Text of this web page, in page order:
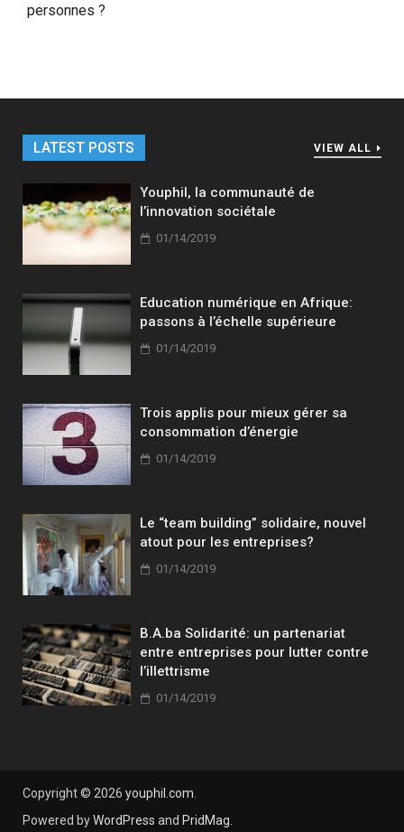
personnes ?
LATEST POSTS VIEW ALL
Youphil, la communauté de
l’innovation sociétale
01/14/2019
Education numérique en Afrique:
passons à l’échelle supérieure
01/14/2019
Trois applis pour mieux gérer sa
consommation d’énergie
01/14/2019
Le “team building” solidaire, nouvel
atout pour les entreprises?
01/14/2019
B.A.ba Solidarité: un partenariat
entre entreprises pour lutter contre
l’illettrisme
01/14/2019
Copyright © 2026 youphil.com
Powered byWordPress and PridMag